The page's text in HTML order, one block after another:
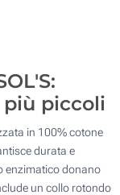
piccoli
in 100% cotone
durata e
enzimatico donano
un collo rotondo